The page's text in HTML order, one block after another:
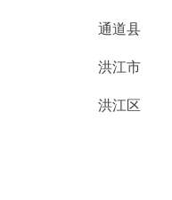
通道县
洪江市
洪江区